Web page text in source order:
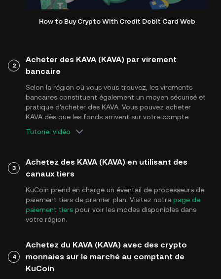
How to Buy Crypto With Credit Debit Card Web
2
Acheter des KAVA (KAVA) par virement
bancaire
Selon la région où vous vous trouvez, les virements
bancaires constituent également un moyen sécurisé et
pratique d'acheter des KAVA. Vous pouvez acheter
KAVA dès que les fonds arrivent sur votre compte.
Tutoriel vidéo
3
Achetez des KAVA (KAVA) en utilisant des
canaux tiers
KuCoin prend en charge un éventail de processeurs de
paiement tiers de premier plan. Visitez notre page de
paiement tiers pour voir les modes disponibles dans
votre région.
4
Achetez du KAVA (KAVA) avec des crypto
monnaies sur le marché au comptant de
KuCoin